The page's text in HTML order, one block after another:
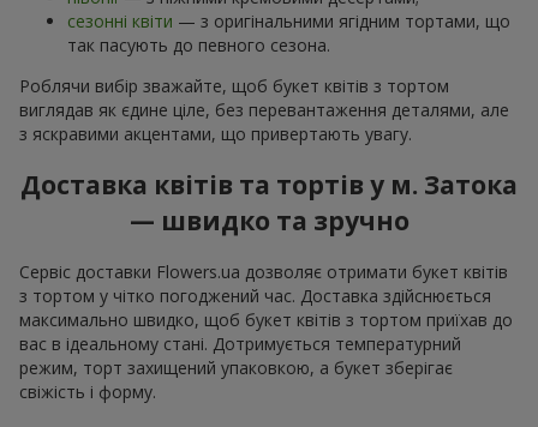
сезонні квіти — з оригінальними ягідним тортами, що
так пасують до певного сезона.
Роблячи вибір зважайте, щоб букет квітів з тортом
виглядав як єдине ціле, без перевантаження деталями, але
з яскравими акцентами, що привертають увагу.
Доставка квітів та тортів у м. Затока
— швидко та зручно
Сервіс доставки Flowers.ua дозволяє отримати букет квітів
з тортом у чітко погоджений час. Доставка здійснюється
максимально швидко, щоб букет квітів з тортом приїхав до
вас в ідеальному стані. Дотримується температурний
режим, торт захищений упаковкою, а букет зберігає
свіжість і форму.